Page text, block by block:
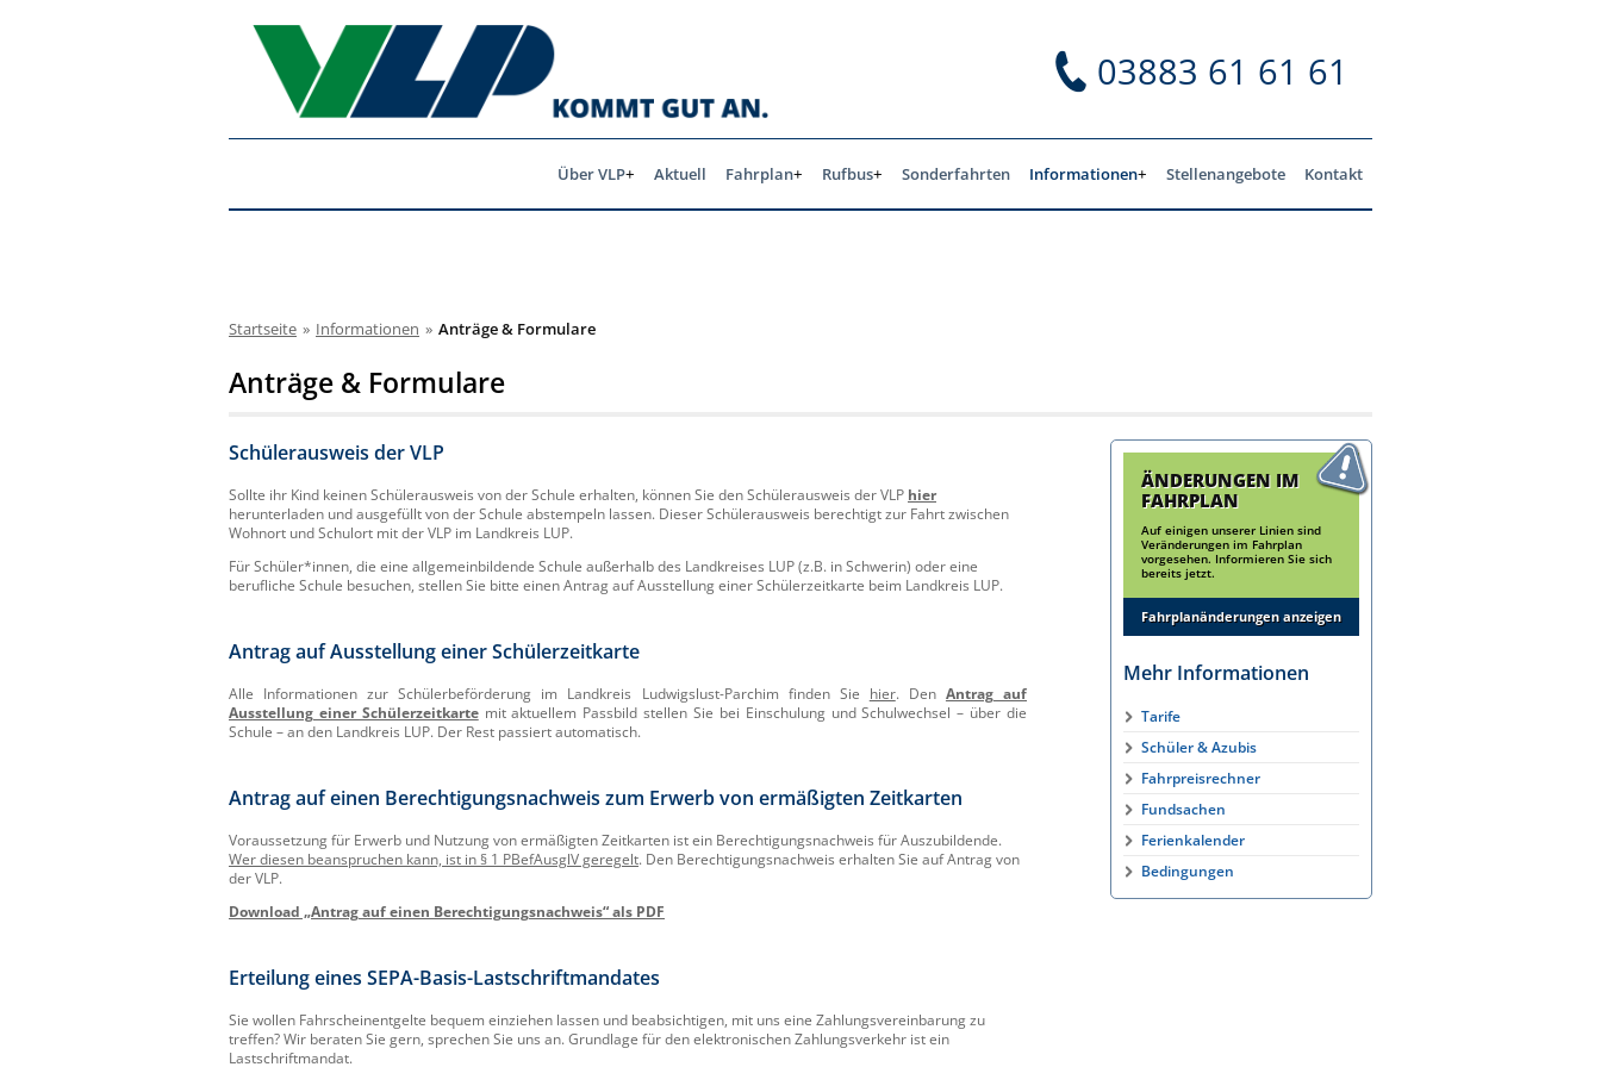
03883 61 61 61
Über VLP Aktuell Fahrplan Rufbus Sonderfahrten Informationen Stellenangebote Kontakt
Startseite » Informationen » Anträge & Formulare
Anträge & Formulare
Schülerausweis der VLP
Sollte ihr Kind keinen Schülerausweis von der Schule erhalten, können Sie den Schülerausweis der VLP hier
herunterladen und ausgefüllt von der Schule abstempeln lassen. Dieser Schülerausweis berechtigt zur Fahrt zwischen
Wohnort und Schulort mit der VLP im Landkreis LUP.
Für Schüler*innen, die eine allgemeinbildende Schule außerhalb des Landkreises LUP (z.B. in Schwerin) oder eine
berufliche Schule besuchen, stellen Sie bitte einen Antrag auf Ausstellung einer Schülerzeitkarte beim Landkreis LUP.
Antrag auf Ausstellung einer Schülerzeitkarte
Alle Informationen zur Schülerbeförderung im Landkreis Ludwigslust-Parchim finden Sie hier. Den Antrag auf
Ausstellung einer Schülerzeitkartemit aktuellem Passbild stellen Sie bei Einschulung und Schulwechsel – über die
Schule – an den Landkreis LUP. Der Rest passiert automatisch.
Antrag auf einen Berechtigungsnachweis zum Erwerb von ermäßigten Zeitkarten
Voraussetzung für Erwerb und Nutzung von ermäßigten Zeitkarten ist ein Berechtigungsnachweis für Auszubildende.
Wer diesen beanspruchen kann, ist in § 1 PBefAusglV geregelt. Den Berechtigungsnachweis erhalten Sie auf Antrag von
der VLP.
Download „Antrag auf einen Berechtigungsnachweis“ als PDF
Erteilung eines SEPA-Basis-Lastschriftmandates
Sie wollen Fahrscheinentgelte bequem einziehen lassen und beabsichtigen, mit uns eine Zahlungsvereinbarung zu
treffen? Wir beraten Sie gern, sprechen Sie uns an. Grundlage für den elektronischen Zahlungsverkehr ist ein
Lastschriftmandat.
ÄNDERUNGEN IM
FAHRPLAN
Auf einigen unserer Linien sind
Veränderungen im Fahrplan
vorgesehen. Informieren Sie sich
bereits jetzt.
Fahrplanänderungen anzeigen
Mehr Informationen
Tarife
Schüler & Azubis
Fahrpreisrechner
Fundsachen
Ferienkalender
Bedingungen